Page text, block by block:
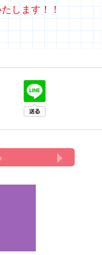
します！！